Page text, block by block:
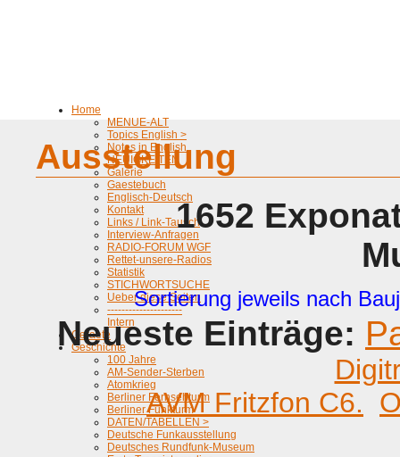
Home
MENUE-ALT
Topics English >
Notes in English
NEUIGKEITEN
Galerie
Gaestebuch
Englisch-Deutsch
Kontakt
Links / Link-Tausch
Interview-Anfragen
RADIO-FORUM WGF
Rettet-unsere-Radios
Statistik
STICHWORTSUCHE
Ueber diese Seiten
---------------------
Intern
Geraete
Geschichte
100 Jahre
AM-Sender-Sterben
Atomkrieg
Berliner Fernsehturm
Berliner Funkturm
DATEN/TABELLEN >
Deutsche Funkausstellung
Deutsches Rundfunk-Museum
Ausstellung
1652
Sortierung jeweils nach
Neueste Einträge:
AVM Fritzfon C6.